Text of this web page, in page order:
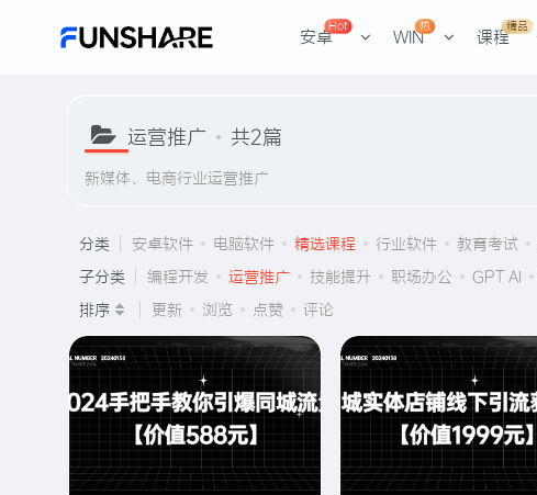
安卓
Hot
WIN
热
课程
精品
运营推广 共2篇
新媒体、电商行业运营推广
分类 安卓软件 电脑软件 精选课程 行业软件 教育考试
子分类
编程开发 运营推广 技能提升 职场办公 GPT AI
排序
更新 浏览 点赞 评论